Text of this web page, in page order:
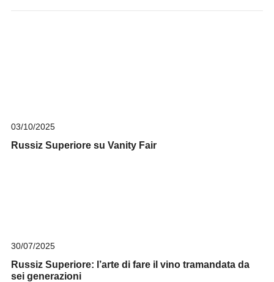
03/10/2025
Russiz Superiore su Vanity Fair
30/07/2025
Russiz Superiore: l’arte di fare il vino tramandata da
sei generazioni